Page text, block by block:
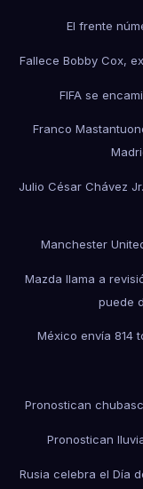
El frente
Fallece Bobby Cox,
FIFA se
Franco
Julio César Chávez
Manchester
Mazda llama a
puede
México envía 814
Pronostican
Pronostican
Rusia celebra el Día